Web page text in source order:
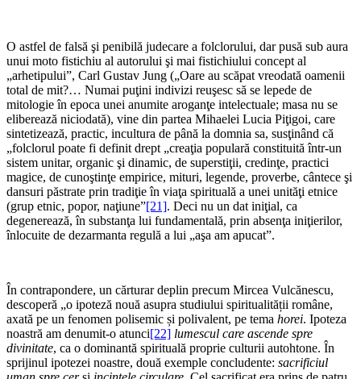
O astfel de falsă şi penibilă judecare a folclorului, dar pusă sub aura
unui moto fistichiu al autorului şi mai fistichiului concept al
„arhetipului”, Carl Gustav Jung („Oare au scăpat vreodată oamenii
total de mit?… Numai puţini indivizi reuşesc să se lepede de
mitologie în epoca unei anumite aroganţe intelectuale; masa nu se
eliberează niciodată), vine din partea Mihaelei Lucia Piţigoi, care
sintetizează, practic, incultura de până la domnia sa, susţinând că
„folclorul poate fi definit drept „creaţia populară constituită într-un
sistem unitar, organic şi dinamic, de superstiţii, credinţe, practici
magice, de cunoştinţe empirice, mituri, legende, proverbe, cântece şi
dansuri păstrate prin tradiţie în viaţa spirituală a unei unităţi etnice
(grup etnic, popor, naţiune”[21]. Deci nu un dat iniţial, ca
degenerează, în substanţa lui fundamentală, prin absenţa iniţierilor,
înlocuite de dezarmanta regulă a lui „aşa am apucat”.
În contrapondere, un cărturar deplin precum Mircea Vulcănescu,
descoperă „o ipoteză nouă asupra studiului spiritualității române,
axată pe un fenomen polisemic și polivalent, pe tema horei. Ipoteza
noastră am denumit-o atunci[22] lumescul care ascende spre
divinitate, ca o dominantă spirituală proprie culturii autohtone. În
sprijinul ipotezei noastre, două exemple concludente: sacrificiul